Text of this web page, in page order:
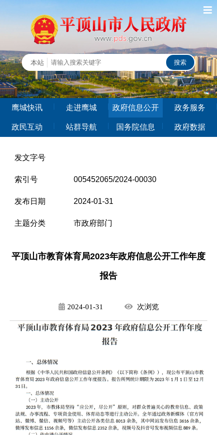
鹰城快讯 走进鹰城 政府信息公开 政务服务
政民互动 站群导航 国务院信息 政府数据
发文字号
索引号 005452065/2024-00030
发布日期 2024-01-31
主题分类 市政府部门
平顶山市教育体育局2023年政府信息公开工作年度
报告
2024-01-31 次浏览